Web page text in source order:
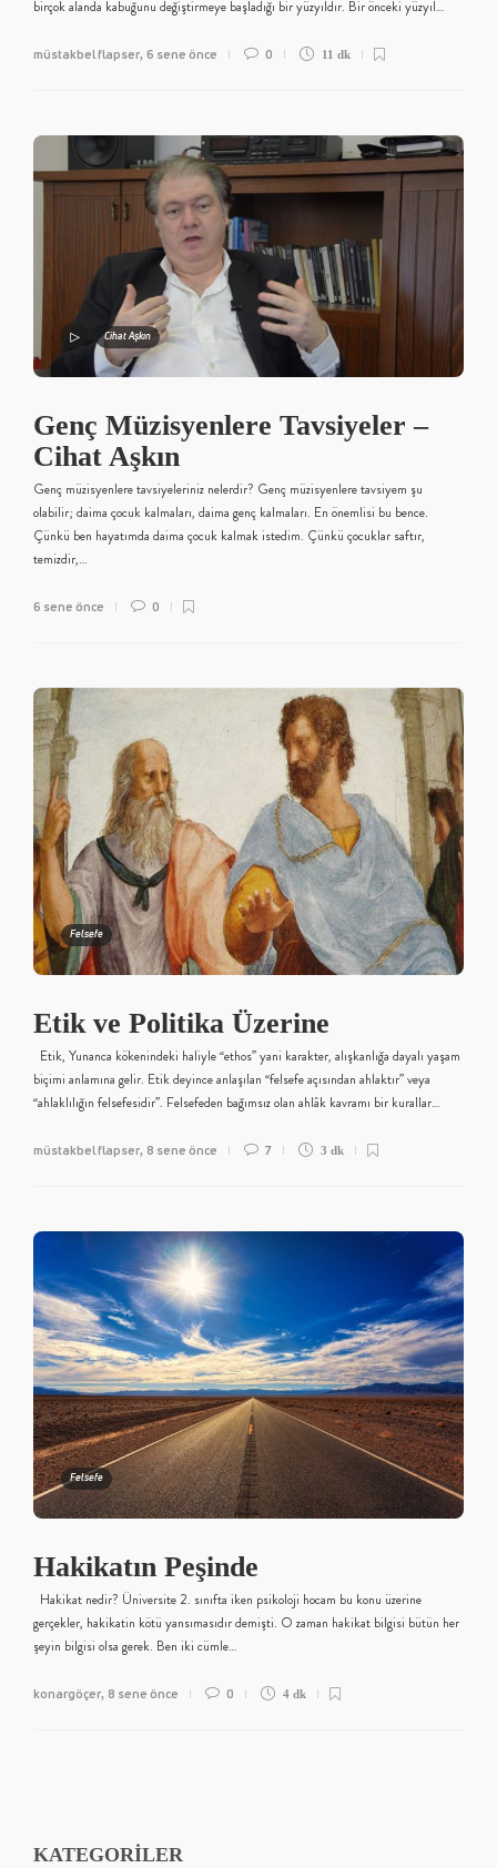
birçok alanda kabuğunu değiştirmeye başladığı bir yüzyıldır. Bir önceki yüzyıl…
müstakbel flapser, 6 sene önce 0 11 dk
Cihat Aşkın
Genç Müzisyenlere Tavsiyeler –
Cihat Aşkın
Genç müzisyenlere tavsiyeleriniz nelerdir? Genç müzisyenlere tavsiyem şu
olabilir; daima çocuk kalmaları, daima genç kalmaları. En önemlisi bu bence.
Çünkü ben hayatımda daima çocuk kalmak istedim. Çünkü çocuklar saftır,
temizdir,…
6 sene önce 0
Felsefe
Etik ve Politika Üzerine
Etik, Yunanca kökenindeki haliyle “ethos” yani karakter, alışkanlığa dayalı yaşam
biçimi anlamına gelir. Etik deyince anlaşılan “felsefe açısından ahlaktır” veya
“ahlaklılığın felsefesidir”. Felsefeden bağımsız olan ahlâk kavramı bir kurallar…
müstakbel flapser, 8 sene önce 7 3 dk
Felsefe
Hakikatın Peşinde
Hakikat nedir? Üniversite 2. sınıfta iken psikoloji hocam bu konu üzerine
gerçekler, hakikatin kötü yansımasıdır demişti. O zaman hakikat bilgisi bütün her
şeyin bilgisi olsa gerek. Ben iki cümle…
konargöçer, 8 sene önce 0 4 dk
KATEGORİLER